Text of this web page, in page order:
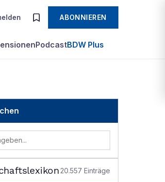
ABONNIEREN
PodcastBDW Plus
20.557 Einträge